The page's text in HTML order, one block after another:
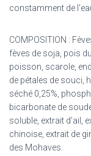
constamment de
COMPOSITION :
fèves de soja, pois
poisson, scarole,
de pétales de souci,
séché 0,25%,
bicarbonate de
soluble, extrait d’ail,
chinoise, extrait de
des Mohaves.